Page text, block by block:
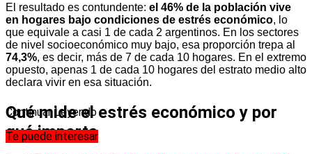
El resultado es contundente: el 46% de la población vive
en hogares bajo condiciones de estrés económico, lo
que equivale a casi 1 de cada 2 argentinos. En los sectores
de nivel socioeconómico muy bajo, esa proporción trepa al
74,3%, es decir, más de 7 de cada 10 hogares. En el extremo
opuesto, apenas 1 de cada 10 hogares del estrato medio alto
declara vivir en esa situación.
Qué mide el estrés económico y por
qué importa
Continuar Leyendo
Te puede interesar